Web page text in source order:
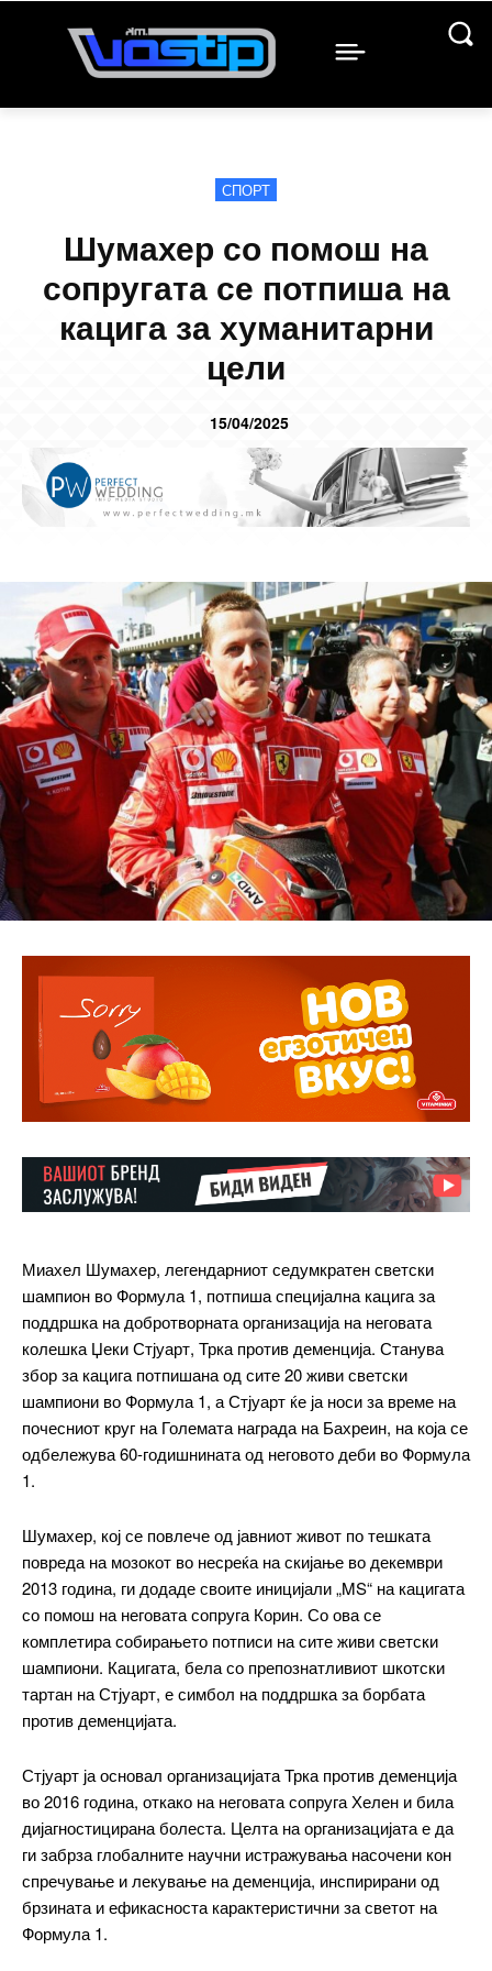
━ pricing plans
Free
бесплатно / forever
Included for free:
СПОРТ
Шумахер со помош на
сопругата се потпиша на
кацига за хуманитарни
цели
15/04/2025
Миахел Шумахер, легендарниот седумкратен светски
шампион во Формула 1, потпиша специјална кацига за
поддршка на добротворната организација на неговата
колешка Џеки Стјуарт, Трка против деменција. Станува
збор за кацига потпишана од сите 20 живи светски
шампиони во Формула 1, а Стјуарт ќе ја носи за време на
почесниот круг на Големата награда на Бахреин, на која се
одбележува 60-годишнината од неговото деби во Формула
1.
Шумахер, кој се повлече од јавниот живот по тешката
повреда на мозокот во несреќа на скијање во декември
2013 година, ги додаде своите иницијали „MS“ на кацигата
со помош на неговата сопруга Корин. Со ова се
комплетира собирањето потписи на сите живи светски
шампиони. Кацигата, бела со препознатливиот шкотски
тартан на Стјуарт, е симбол на поддршка за борбата
против деменцијата.
Стјуарт ја основал организацијата Трка против деменција
во 2016 година, откако на неговата сопруга Хелен и била
дијагностицирана болеста. Целта на организацијата е да
ги забрза глобалните научни истражувања насочени кон
спречување и лекување на деменција, инспирирани од
брзината и ефикасноста карактеристични за светот на
Формула 1.